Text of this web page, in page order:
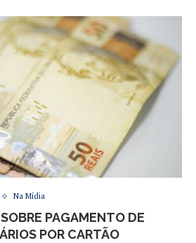
Na Mídia
PAGAMENTO DE
POR CARTÃO